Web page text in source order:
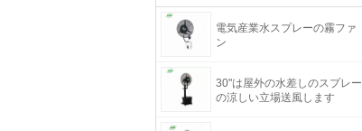
電気産業水スプレーの霧ファ
ン
30"は屋外の水差しのスプレー
の涼しい立場送風します